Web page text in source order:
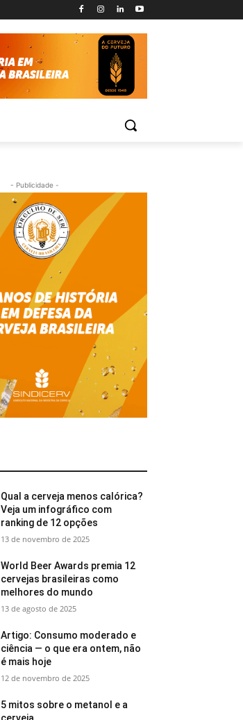
- Publicidade -
Qual a cerveja menos calórica?
Veja um infográfico com
ranking de 12 opções
13 de novembro de 2025
World Beer Awards premia 12
cervejas brasileiras como
melhores do mundo
13 de agosto de 2025
Artigo: Consumo moderado e
ciência — o que era ontem, não
é mais hoje
12 de novembro de 2025
5 mitos sobre o metanol e a